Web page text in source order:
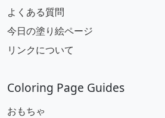
よくある質問
今日の塗り絵ページ
リンクについて
Coloring Page Guides
おもちゃ